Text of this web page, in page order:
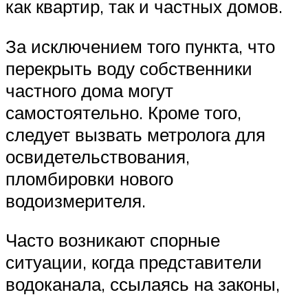
как квартир, так и частных домов.
За исключением того пункта, что
перекрыть воду собственники
частного дома могут
самостоятельно. Кроме того,
следует вызвать метролога для
освидетельствования,
пломбировки нового
водоизмерителя.
Часто возникают спорные
ситуации, когда представители
водоканала, ссылаясь на законы,